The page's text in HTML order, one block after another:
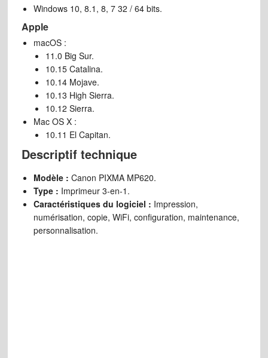
Windows 10, 8.1, 8, 7 32 / 64 bits.
Apple
macOS :
11.0 Big Sur.
10.15 Catalina.
10.14 Mojave.
10.13 High Sierra.
10.12 Sierra.
Mac OS X :
10.11 El Capitan.
Descriptif technique
Modèle : Canon PIXMA MP620.
Type : Imprimeur 3-en-1.
Caractéristiques du logiciel : Impression,
numérisation, copie, WiFi, configuration, maintenance,
personnalisation.